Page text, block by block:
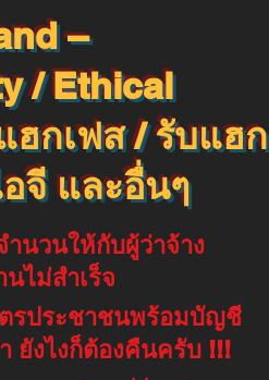
–
/ Ethical
ฮกเฟส / รับแฮก
จี และอื่นๆ
ำนวนให้กับผู้ว่าจ้าง
ไม่สำเร็จ
รประชาชนพร้อมบัญชี
ยังไงก็ต้องคืนครับ !!!